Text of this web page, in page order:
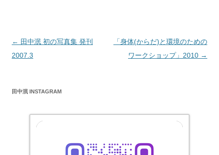
投
稿
ゲ
← 田中泯 初の写真集 発刊
2007.3
「身体(からだ)と環境のための
ワークショップ」2010 →
田中泯 INSTAGRAM